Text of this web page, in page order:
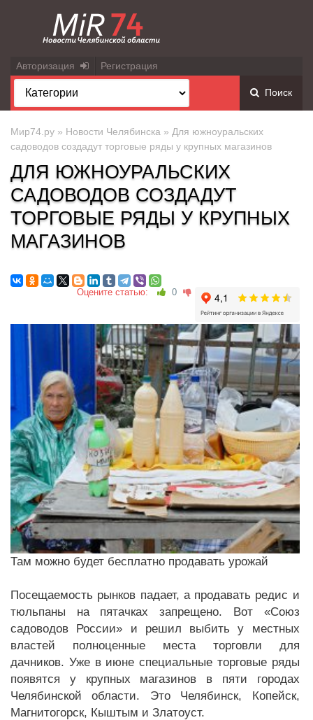
Авторизация Регистрация
Поиск
Мир74.ру » Новости Челябинска » Для южноуральских
садоводов создадут торговые ряды у крупных магазинов
ДЛЯ ЮЖНОУРАЛЬСКИХ
САДОВОДОВ СОЗДАДУТ
ТОРГОВЫЕ РЯДЫ У КРУПНЫХ
МАГАЗИНОВ
Оцените статью: 0
Там можно будет бесплатно продавать урожай
Посещаемость рынков падает, а продавать редис и
тюльпаны на пятачках запрещено. Вот «Союз
садоводов России» и решил выбить у местных
властей полноценные места торговли для
дачников. Уже в июне специальные торговые ряды
появятся у крупных магазинов в пяти городах
Челябинской области. Это Челябинск, Копейск,
Магнитогорск, Кыштым и Златоуст.